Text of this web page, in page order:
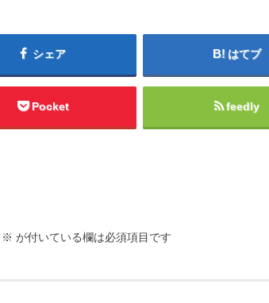
シェア はてブ
Pocket feedly
※ が付いている欄は必須項目です